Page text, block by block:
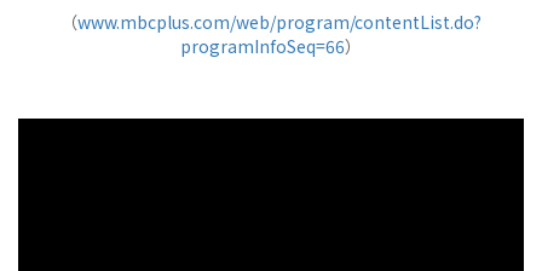
（www.mbcplus.com/web/program/contentList.do?
programInfoSeq=66）